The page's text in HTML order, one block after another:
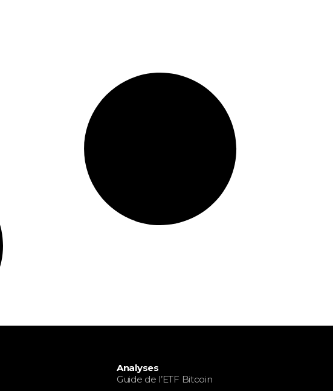
Analyses
Guide de l’ETF Bitcoin